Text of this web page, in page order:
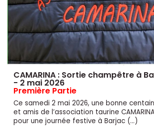
CAMARINA : Sortie champêtre à
- 2 mai 2026
Première Partie
Ce samedi 2 mai 2026, une bonne
et amis de l’association taurine
pour une journée festive à Barjac (…)